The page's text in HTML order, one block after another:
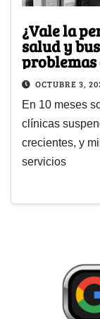
¿Vale la
salud y
OCTUBRE 3,
En 10 meses
clínicas
crecientes, y
servicios